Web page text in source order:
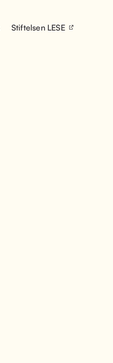
Stiftelsen LESE